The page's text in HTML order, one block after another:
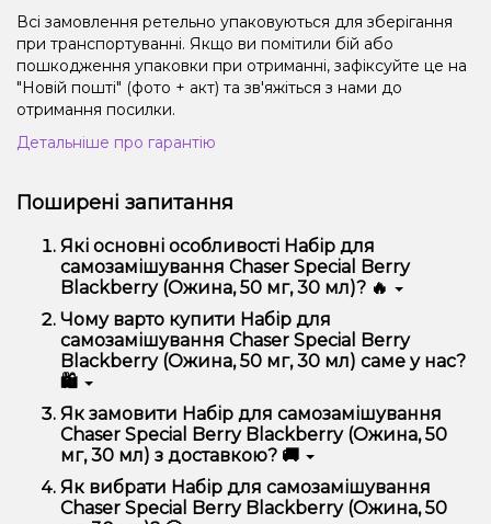
Всі замовлення ретельно упаковуються для зберігання
при транспортуванні. Якщо ви помітили бій або
пошкодження упаковки при отриманні, зафіксуйте це на
"Новій пошті" (фото + акт) та зв'яжіться з нами до
отримання посилки.
Детальніше про гарантію
Поширені запитання
Які основні особливості Набір для
самозамішування Chaser Special Berry
Blackberry (Ожина, 50 мг, 30 мл)? 🔥
Набір для самозамішування Chaser Special Berry
Blackberry (Ожина, 50 мг, 30 мл) відрізняється
високою якістю, зручністю використання та
надійністю.
Чому варто купити Набір для
самозамішування Chaser Special Berry
Blackberry (Ожина, 50 мг, 30 мл) саме у нас?
🛍️
Ми пропонуємо тільки оригінальну продукцію,
широкий асортимент, вигідні ціни та швидку
доставку. Крім того, у нас регулярні акції та знижки
для клієнтів!
Як замовити Набір для самозамішування
Chaser Special Berry Blackberry (Ожина, 50
мг, 30 мл) з доставкою? 🚚
Оформити замовлення можна в кілька кліків:
Додайте Набір для самозамішування Chaser
Як вибрати Набір для самозамішування
Chaser Special Berry Blackberry (Ожина, 50